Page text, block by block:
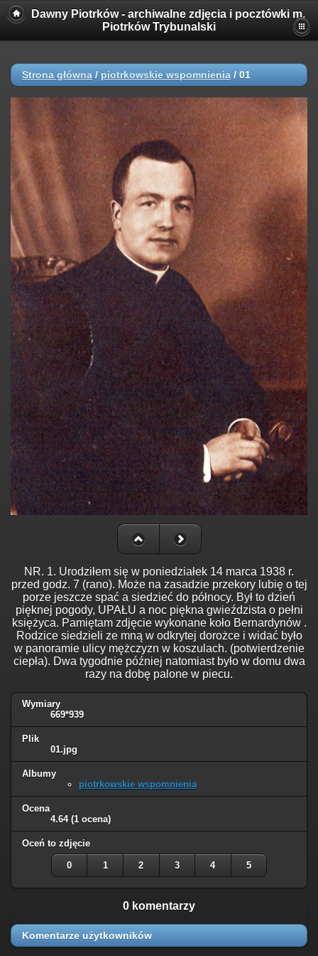
Dawny Piotrków - archiwalne zdjęcia i pocztówki m.
Piotrków Trybunalski
Strona główna / piotrkowskie wspomnienia / 01
NR. 1. Urodziłem się w poniedziałek 14 marca 1938 r.
przed godz. 7 (rano). Może na zasadzie przekory lubię o tej
porze jeszcze spać a siedzieć do północy. Był to dzień
pięknej pogody, UPAŁU a noc piękna gwieździsta o pełni
księżyca. Pamiętam zdjęcie wykonane koło Bernardynów .
Rodzice siedzieli ze mną w odkrytej dorożce i widać było
w panoramie ulicy mężczyzn w koszulach. (potwierdzenie
ciepła). Dwa tygodnie później natomiast było w domu dwa
razy na dobę palone w piecu.
Wymiary
669*939
Plik
01.jpg
Albumy
piotrkowskie wspomnienia
Ocena
4.64 (1 ocena)
Oceń to zdjęcie
0 1 2 3 4 5
0 komentarzy
Komentarze użytkowników